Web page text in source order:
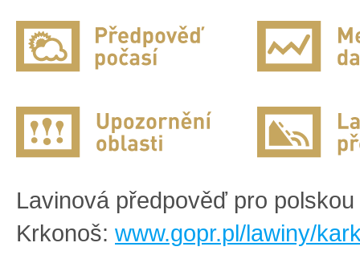
Lavinová předpověď pro
Krkonoš: www.gopr.pl/lawiny/